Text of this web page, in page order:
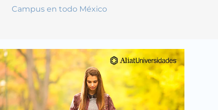
Campus en todo México